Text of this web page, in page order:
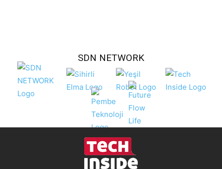
SDN NETWORK